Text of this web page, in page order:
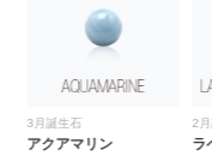
3月誕生石
アクアマリン
2
ラ